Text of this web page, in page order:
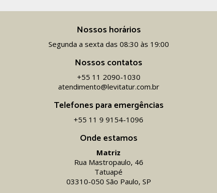
Onde estamos
Matriz
Rua Mastropaulo, 46
Tatuapé
03310-050 São Paulo, SP
Nossos horários
Segunda a sexta das 08:30 às 19:00
Nossos contatos
+55 11 2090-1030
atendimento@levitatur.com.br
Telefones para emergências
+55 11 9 9154-1096‬